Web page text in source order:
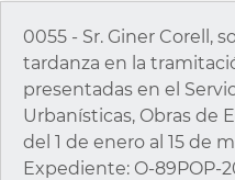
0055 - Sr. Giner Corell,
tardanza en la
presentadas en el
Urbanísticas, Obras de
del 1 de enero al 15 de
Expediente: O-89POP-